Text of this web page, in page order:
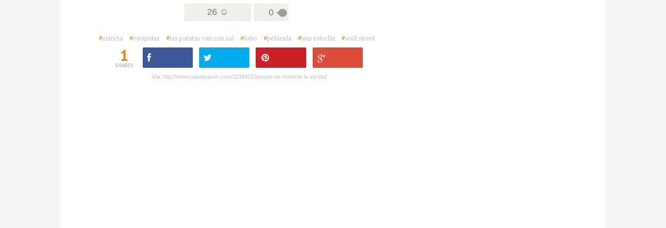
26 ☺ 0
#estricta #estúpidas #las patatas van con sal #lobo #pelúcula #una estrella #wall street
1
SHARES
Vía: http://www.cuantarazon.com/1038422/aunque-es-honesta-la-verdad